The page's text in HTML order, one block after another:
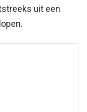
uit een